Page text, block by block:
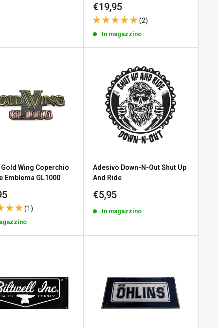
Prezzo
scontato
€19,95
(2)
In magazzino
Gold Wing Coperchio
Emblema GL1000
(1)
Adesivo Down-N-Out Shut Up
And Ride
Prezzo
scontato
€5,95
In magazzino